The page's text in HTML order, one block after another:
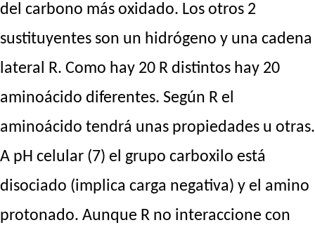
del carbono más oxidado. Los otros 2
sustituyentes son un hidrógeno y una cadena
lateral R. Como hay 20 R distintos hay 20
aminoácido diferentes. Según R el
aminoácido tendrá unas propiedades u otras.
A pH celular (7) el grupo carboxilo está
disociado (implica carga negativa) y el amino
protonado. Aunque R no interaccione con